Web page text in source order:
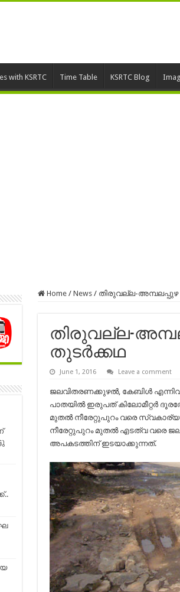
with KSRTC Time Table KSRTC Blog
Home / News / തിരുവല്ല-
തിരുവല്ല-
തുടര്‍ക്കഥ
June 1, 2016 Leave a comment
ജലവിതരണക്കുഴല്‍, കേബിള്‍
പാതയില്‍ ഇരുപത് കിലോമീറ്റര്‍
മുതല്‍ നീരേറ്റുപുറം വരെ
നീരേറ്റുപുറം മുതല്‍ എടത്വ വരെ
അപകടത്തിന് ഇടയാക്കുന്നത്.